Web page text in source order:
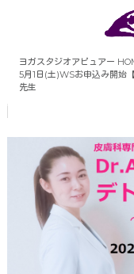
ヨガスタジオアピュアー
5月1日(土)WSお申込み開始
先生
5月1日(
肌ヨガ】